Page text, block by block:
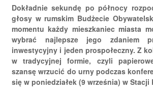
Dokładnie sekundę po północy
głosy w rumskim Budżecie
momentu każdy mieszkaniec miasta
wybrać najlepsze jego zdaniem
inwestycyjny i jeden prospołeczny. Z
w tradycyjnej formie, czyli
szansę wrzucić do urny podczas
się w poniedziałek (9 września) w Stacji